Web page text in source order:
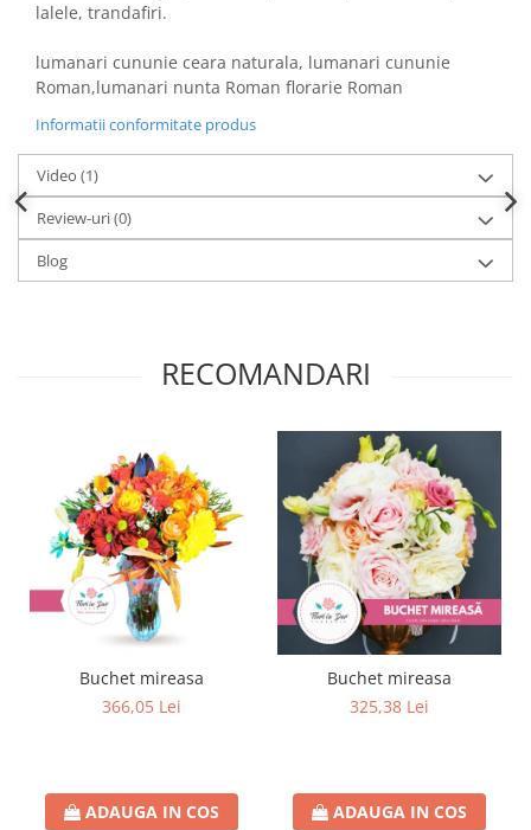
lalele, trandafiri.
lumanari cununie ceara naturala, lumanari cununie
Roman,lumanari nunta Roman florarie Roman
Informatii conformitate produs
Video (1)
Review-uri(0)
Blog
RECOMANDARI
Buchet mireasa
366,05 Lei
ADAUGA IN COS
Buchet mireasa
325,38 Lei
ADAUGA IN COS